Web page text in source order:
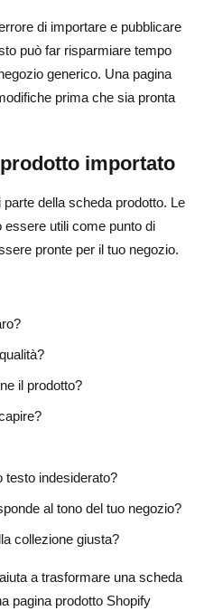
di importare e pubblicare
può far risparmiare tempo
generico. Una pagina
prima che sia pronta
importato
della scheda prodotto. Le
utili come punto di
pronte per il tuo negozio.
il prodotto?
testo indesiderato?
al tono del tuo negozio?
collezione giusta?
a trasformare una scheda
pagina prodotto Shopify